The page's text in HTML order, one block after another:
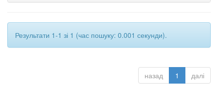
Результати 1-1 зі 1 (час пошуку: 0.001 секунди).
назад 1 далі